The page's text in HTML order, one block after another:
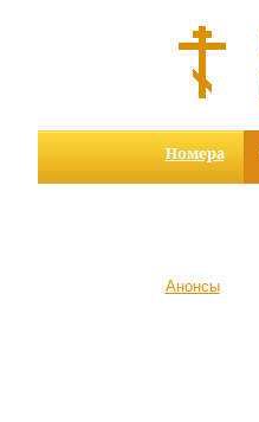
Номера
Анонсы